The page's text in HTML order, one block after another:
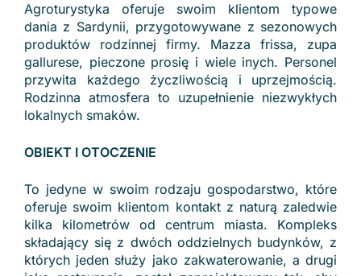
Agroturystyka oferuje swoim klientom typowe
dania z Sardynii, przygotowywane z sezonowych
produktów rodzinnej firmy. Mazza frissa, zupa
gallurese, pieczone prosię i wiele inych. Personel
przywita każdego życzliwością i uprzejmością.
Rodzinna atmosfera to uzupełnienie niezwykłych
lokalnych smaków.
OBIEKT I OTOCZENIE
To jedyne w swoim rodzaju gospodarstwo, które
oferuje swoim klientom kontakt z naturą zaledwie
kilka kilometrów od centrum miasta. Kompleks
składający się z dwóch oddzielnych budynków, z
których jeden służy jako zakwaterowanie, a drugi